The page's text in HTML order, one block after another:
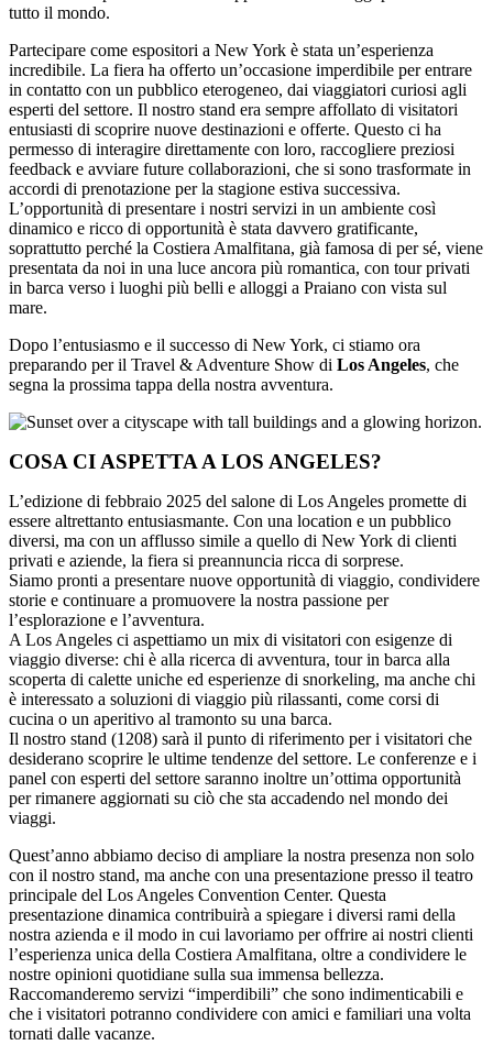
tutto il mondo.
Partecipare come espositori a New York è stata un’esperienza
incredibile. La fiera ha offerto un’occasione imperdibile per entrare
in contatto con un pubblico eterogeneo, dai viaggiatori curiosi agli
esperti del settore. Il nostro stand era sempre affollato di visitatori
entusiasti di scoprire nuove destinazioni e offerte. Questo ci ha
permesso di interagire direttamente con loro, raccogliere preziosi
feedback e avviare future collaborazioni, che si sono trasformate in
accordi di prenotazione per la stagione estiva successiva.
L’opportunità di presentare i nostri servizi in un ambiente così
dinamico e ricco di opportunità è stata davvero gratificante,
soprattutto perché la Costiera Amalfitana, già famosa di per sé, viene
presentata da noi in una luce ancora più romantica, con tour privati
in barca verso i luoghi più belli e alloggi a Praiano con vista sul
mare.
Dopo l’entusiasmo e il successo di New York, ci stiamo ora
preparando per il Travel & Adventure Show di Los Angeles, che
segna la prossima tappa della nostra avventura.
COSA CI ASPETTA A LOS ANGELES?
L’edizione di febbraio 2025 del salone di Los Angeles promette di
essere altrettanto entusiasmante. Con una location e un pubblico
diversi, ma con un afflusso simile a quello di New York di clienti
privati e aziende, la fiera si preannuncia ricca di sorprese.
Siamo pronti a presentare nuove opportunità di viaggio, condividere
storie e continuare a promuovere la nostra passione per
l’esplorazione e l’avventura.
A Los Angeles ci aspettiamo un mix di visitatori con esigenze di
viaggio diverse: chi è alla ricerca di avventura, tour in barca alla
scoperta di calette uniche ed esperienze di snorkeling, ma anche chi
è interessato a soluzioni di viaggio più rilassanti, come corsi di
cucina o un aperitivo al tramonto su una barca.
Il nostro stand (1208) sarà il punto di riferimento per i visitatori che
desiderano scoprire le ultime tendenze del settore. Le conferenze e i
panel con esperti del settore saranno inoltre un’ottima opportunità
per rimanere aggiornati su ciò che sta accadendo nel mondo dei
viaggi.
Quest’anno abbiamo deciso di ampliare la nostra presenza non solo
con il nostro stand, ma anche con una presentazione presso il teatro
principale del Los Angeles Convention Center. Questa
presentazione dinamica contribuirà a spiegare i diversi rami della
nostra azienda e il modo in cui lavoriamo per offrire ai nostri clienti
l’esperienza unica della Costiera Amalfitana, oltre a condividere le
nostre opinioni quotidiane sulla sua immensa bellezza.
Raccomanderemo servizi “imperdibili” che sono indimenticabili e
che i visitatori potranno condividere con amici e familiari una volta
tornati dalle vacanze.